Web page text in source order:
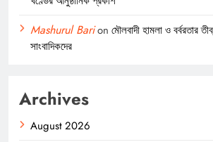
Mashurul Barion মৌলবাদী হামলা ও বর্বরতার
সাংবাদিকদের
Archives
August 2026